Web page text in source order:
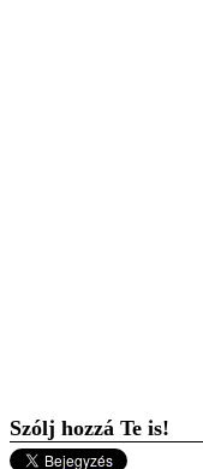
Szólj hozzá Te is!